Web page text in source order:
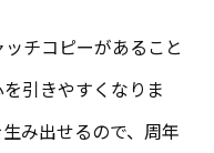
チコピーがあること
引きやすくなりま
み出せるので、周年